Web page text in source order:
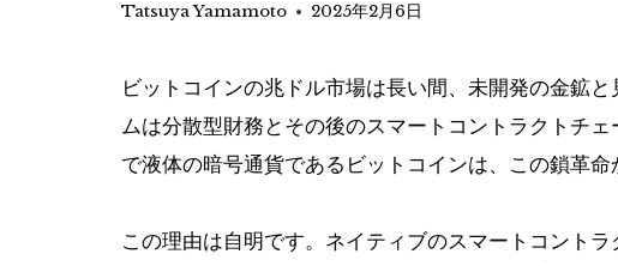
Tatsuya Yamamoto 2025年2月6日
ビットコインの兆ドル市場は長い間、未開発の金鉱
ムは分散型財務とその後のスマートコントラクトチ
で液体の暗号通貨であるビットコインは、この鎖革命
この理由は自明です。ネイティブのスマートコント